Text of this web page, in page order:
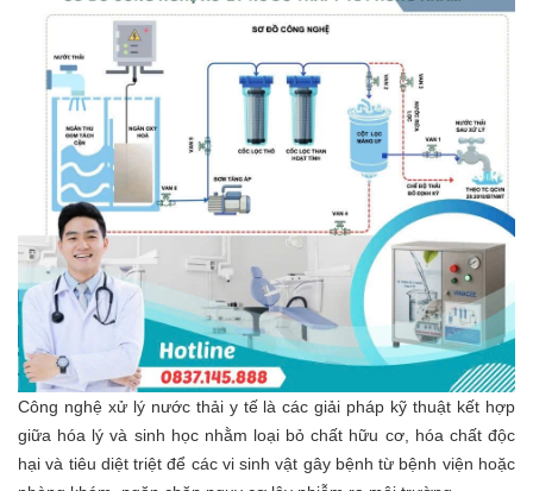
Công nghệ xử lý nước thải y tế là các giải pháp kỹ thuật kết hợp
giữa hóa lý và sinh học nhằm loại bỏ chất hữu cơ, hóa chất độc
hại và tiêu diệt triệt để các vi sinh vật gây bệnh từ bệnh viện hoặc